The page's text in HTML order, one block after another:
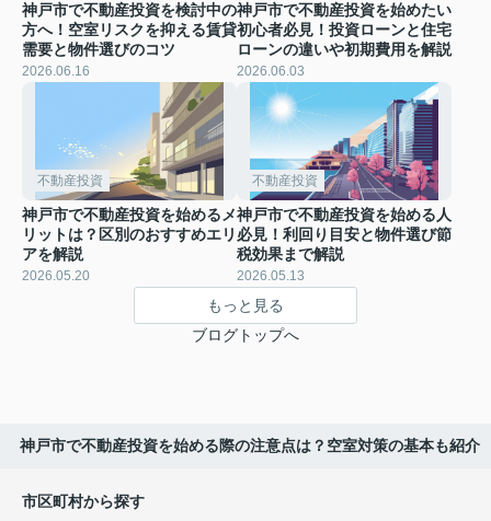
神戸市で不動産投資を検討中の
方へ！空室リスクを抑える賃貸
需要と物件選びのコツ
2026.06.16
神戸市で不動産投資を始めたい
初心者必見！投資ローンと住宅
ローンの違いや初期費用を解説
2026.06.03
不動産投資
神戸市で不動産投資を始めるメ
リットは？区別のおすすめエリ
アを解説
2026.05.20
不動産投資
神戸市で不動産投資を始める人
必見！利回り目安と物件選び節
税効果まで解説
2026.05.13
もっと見る
ブログトップへ
神戸市で不動産投資を始める際の注意点は？空室対策の基本も紹介
市区町村から探す